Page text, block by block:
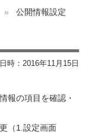
» 公開情報設定
時：2016年11月15日
報の項目を確認・
（1.設定画面